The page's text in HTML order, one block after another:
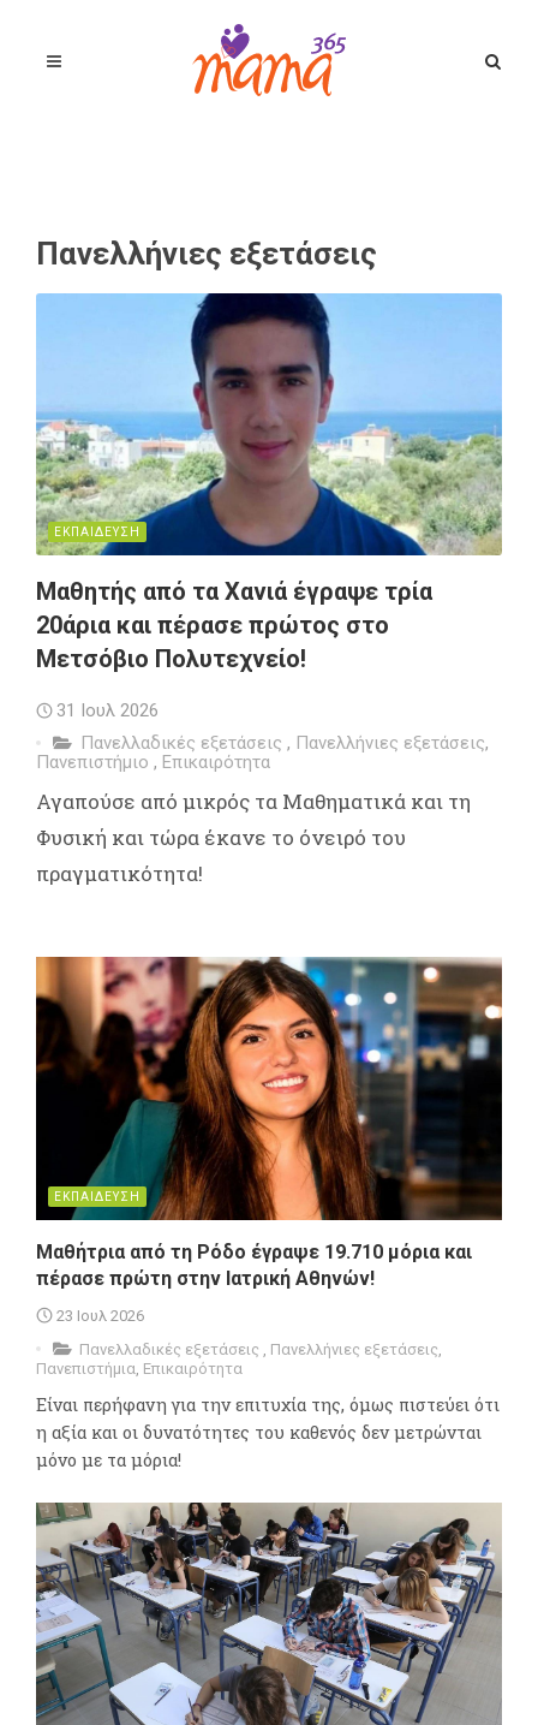
Πανελλήνιες εξετάσεις
ΕΚΠΑΙΔΕΥΣΗ
Μαθητής από τα Χανιά έγραψε τρία
20άρια και πέρασε πρώτος στο
Μετσόβιο Πολυτεχνείο!
31 Ιουλ 2026
Πανελλαδικές εξετάσεις , Πανελλήνιες εξετάσεις,
Πανεπιστήμιο , Επικαιρότητα
Αγαπούσε από μικρός τα Μαθηματικά και τη
Φυσική και τώρα έκανε το όνειρό του
πραγματικότητα!
ΕΚΠΑΙΔΕΥΣΗ
Μαθήτρια από τη Ρόδο έγραψε 19.710 μόρια και
πέρασε πρώτη στην Ιατρική Αθηνών!
23 Ιουλ 2026
Πανελλαδικές εξετάσεις
Πανελλήνιες εξετάσεις
Πανεπιστήμια Επικαιρότητα
Είναι περήφανη για την επιτυχία της, όμως πιστεύει ότι
η αξία και οι δυνατότητες του καθενός δεν μετρώνται
μόνο με τα μόρια!